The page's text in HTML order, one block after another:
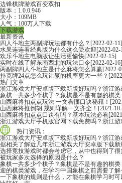
边锋棋牌游戏百变双扣
版本：1.0.0.946
大小：109MB
人气：100万人下载
下载游戏
最新资讯
四人斗地主两副牌玩法都有什么？ [2022-02-11]
水果连连看经典版为什么这么受欢迎[2022-02-
欢乐斗地主电脑版让生活更愉快[2022-02-15]
实时在线了解东南西北的玩法口令[2022-02-16]
两副牌四人斗地主是什么麻将怎么算赢[2022-
扑克牌24点怎么玩让赢的机率更大一些？
热门文章
浙江游戏大厅安卓版下载新版好玩吗？浙江
象棋一共多少个棋子？象棋是不是有趣的棋类
山西麻将扣点点玩法 一文看懂口诀秘籍！
山西麻将推倒胡 规则详解一文齐全！ [2021-
山西麻将扣点点口诀有吗？基本玩法必看
浙江游戏大厅手机版官网下载免费吗？浙江
热门资讯：
浙江游戏大厅安卓版下载新版好玩吗？浙江
据相关了解近几年浙江游戏大厅安卓版下载
选择竞技游戏时都会考虑它，从中也得到了
被玩家多次选择的原因是什么？
象棋一共多少个棋子？象棋是不是有趣的棋类
迎的棋类游戏，在学习中国象棋之前需要了
一下象棋的规则是什么，才能在象棋学习时